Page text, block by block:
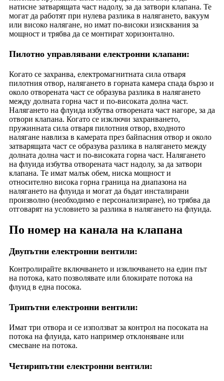
натисне затварящата част надолу, за да затвори клапана. Те
могат да работят при нулева разлика в налягането, вакуум
или високо налягане, но имат по-високи изисквания за
мощност и трябва да се монтират хоризонтално.
Пилотно управлявани електронни клапани:
Когато се захранва, електромагнитната сила отваря
пилотния отвор, налягането в горната камера спада бързо и
около отворената част се образува разлика в налягането
между долната горна част и по-високата долна част.
Налягането на флуида избутва отворената част нагоре, за да
отвори клапана. Когато се изключи захранването,
пружинната сила отваря пилотния отвор, входното
налягане навлиза в камерата през байпасния отвор и около
затварящата част се образува разлика в налягането между
долната долна част и по-високата горна част. Налягането
на флуида избутва отворената част надолу, за да затвори
клапана. Те имат малък обем, ниска мощност и
относително висока горна граница на диапазона на
налягането на флуида и могат да бъдат инсталирани
произволно (необходимо е персонализиране), но трябва да
отговарят на условието за разлика в налягането на флуида.
По номер на канала на клапана
Двупътни електронни вентили:
Контролирайте включването и изключването на един път
на потока, като позволявате или блокирате потока на
флуид в една посока.
Трипътни електронни вентили:
Имат три отвора и се използват за контрол на посоката на
потока на флуида, като например отклоняване или
смесване на потока.
Четирипътни електронни вентили: